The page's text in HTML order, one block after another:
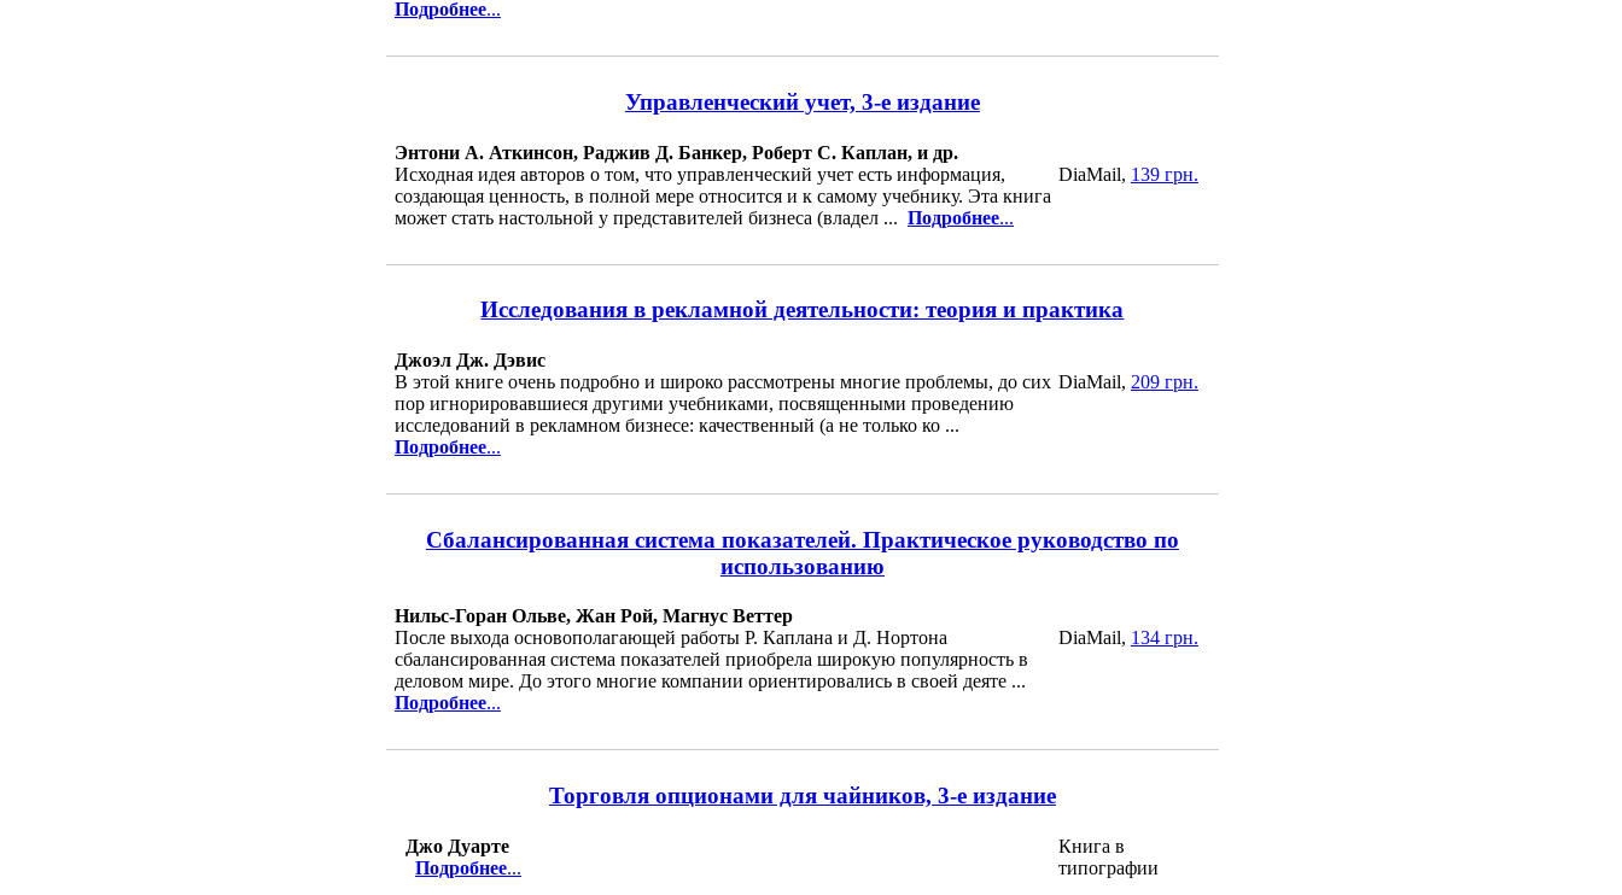
Подробнее...
Управленческий учет, 3-е издание
Энтони А. Аткинсон, Раджив Д. Банкер, Роберт С. Каплан, и др.
Исходная идея авторов о том, что управленческий учет есть информация,
создающая ценность, в полной мере относится и к самому учебнику. Эта книга
может стать настольной у представителей бизнеса (владел ... Подробнее...
DiaMail, 139 грн.
Исследования в рекламной деятельности: теория и практика
Джоэл Дж. Дэвис
В этой книге очень подробно и широко рассмотрены многие проблемы, до сих
пор игнорировавшиеся другими учебниками, посвященными проведению
исследований в рекламном бизнесе: качественный (а не только ко ...
Подробнее...
DiaMail, 209 грн.
Сбалансированная система показателей. Практическое руководство по
использованию
Нильс-Горан Ольве, Жан Рой, Магнус Веттер
После выхода основополагающей работы Р. Каплана и Д. Нортона
сбалансированная система показателей приобрела широкую популярность в
деловом мире. До этого многие компании ориентировались в своей деяте ...
Подробнее...
DiaMail, 134 грн.
Торговля опционами для чайников, 3-е издание
Джо Дуарте
Подробнее...
Книга в
типографии